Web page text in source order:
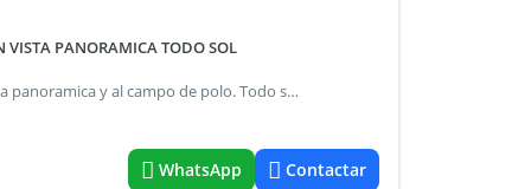
VISTA PANORAMICA TODO SOL
Monoambiente. Frente. 36 m2. Todo a nuevo. Balcon. Vista panoramica y al campo de polo. Todo sol. Baño y cocina completos. 2 placards. Servicios individuales. Split frio/calor. Lavadero incorporado. Pisos de parquet pulidos y plastificados. Edificio de 10 pisos, 4 por piso, 2 ascensores. Expensas: $ 119.434.- Incluye aysa abl: $ 15.005.- Entre el campo de polo y arce (a 3 cuadras de av. Luis maria campos - 4 de av. Del libertador) las cañitas para los casos de alquiler de vivienda, el monto máximo de comisión que se le puede requerir a los propietarios será el equivalente al cuatro con quince centésimos por ciento (4,15%) del valor total del respectivo contrato. Se encuentra prohibido cobrar a los inquilinos que sean personas físicas comisiones inmobiliarias y gastos de gestoría de informes. Alejandro ibañez - cucicba 1534 *fichabrick=1039392*
WhatsApp Contactar